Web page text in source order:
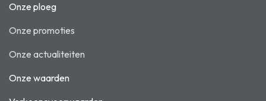
Onze ploeg
Onze promoties
Onze actualiteiten
Onze waarden